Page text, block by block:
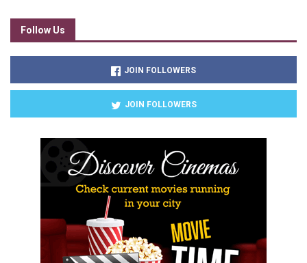
Follow Us
JOIN FOLLOWERS
JOIN FOLLOWERS